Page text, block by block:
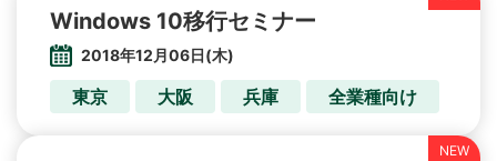
Windows 10移行セミナー
2018年12月06日(木)
東京 大阪 兵庫 全業種向け